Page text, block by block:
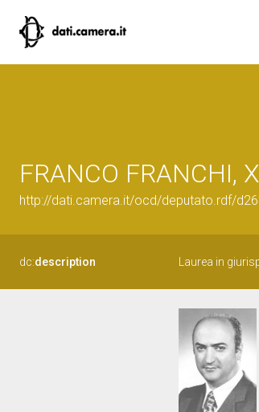
FRANCO FRANCHI,
http://dati.camera.it/ocd/deputato.rdf/
dc:description Laurea in